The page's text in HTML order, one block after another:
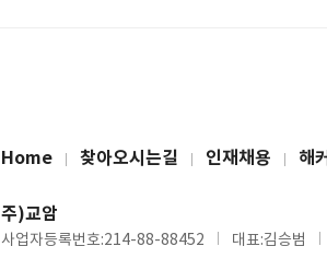
Home 찾아오시는길 인재채용 해
주)교암
사업자등록번호:214-88-88452 대표:김승범